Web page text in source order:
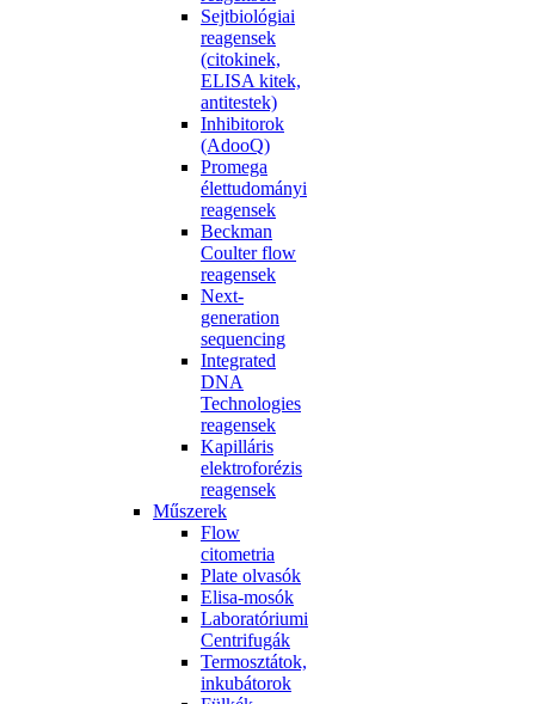
Sejtbiológiai
reagensek
(citokinek,
ELISA kitek,
antitestek)
Inhibitorok
(AdooQ)
Promega
élettudományi
reagensek
Beckman
Coulter flow
reagensek
Next-
generation
sequencing
Integrated
DNA
Technologies
reagensek
Kapilláris
elektroforézis
reagensek
Műszerek
Flow
citometria
Plate olvasók
Elisa-mosók
Laboratóriumi
Centrifugák
Termosztátok,
inkubátorok